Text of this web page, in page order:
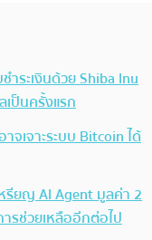
ำระเงินด้วย Shiba Inu
เป็นครั้งแรก
จเจาะระบบ Bitcoin ได้
ยญ AI Agent มูลค่า 2
รช่วยเหลืออีกต่อไป